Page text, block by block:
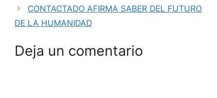
CONTACTADO AFIRMA SABER DEL FUTURO
DE LA HUMANIDAD
Deja un comentario